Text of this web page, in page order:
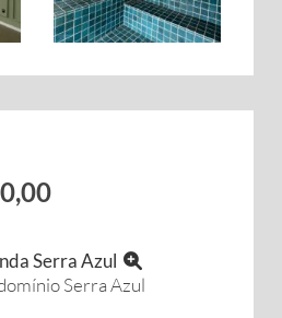
Serra Azul
Serra Azul